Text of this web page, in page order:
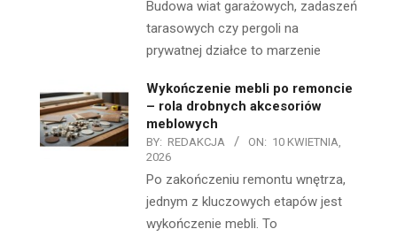
Budowa wiat garażowych, zadaszeń
tarasowych czy pergoli na
prywatnej działce to marzenie
Wykończenie mebli po remoncie
– rola drobnych akcesoriów
meblowych
BY: REDAKCJA ON: 10 KWIETNIA,
2026
Po zakończeniu remontu wnętrza,
jednym z kluczowych etapów jest
wykończenie mebli. To